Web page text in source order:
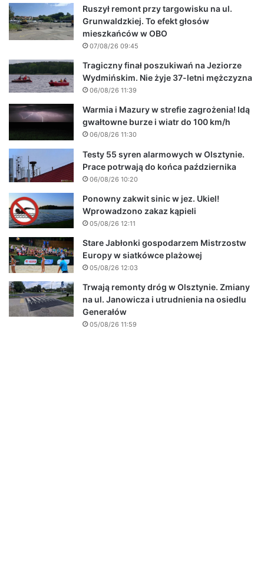
Ruszył remont przy targowisku na ul.
Grunwaldzkiej. To efekt głosów
mieszkańców w OBO
07/08/26 09:45
Tragiczny finał poszukiwań na Jeziorze
Wydmińskim. Nie żyje 37-letni mężczyzna
06/08/26 11:39
Warmia i Mazury w strefie zagrożenia! Idą
gwałtowne burze i wiatr do 100 km/h
06/08/26 11:30
Testy 55 syren alarmowych w Olsztynie.
Prace potrwają do końca października
06/08/26 10:20
Ponowny zakwit sinic w jez. Ukiel!
Wprowadzono zakaz kąpieli
05/08/26 12:11
Stare Jabłonki gospodarzem Mistrzostw
Europy w siatkówce plażowej
05/08/26 12:03
Trwają remonty dróg w Olsztynie. Zmiany
na ul. Janowicza i utrudnienia na osiedlu
Generałów
05/08/26 11:59